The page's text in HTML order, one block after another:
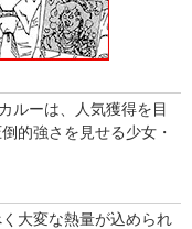
ルーは、人気獲得を目
的強さを見せる少女・
大変な熱量が込められ